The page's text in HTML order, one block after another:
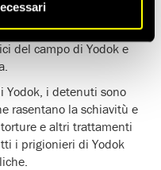
ricostruire cosa accade al
ha parlato con diverse
del campo di Yodok e
Yodok, i detenuti sono
rasentano la schiavitù e
e altri trattamenti
i prigionieri di Yodok